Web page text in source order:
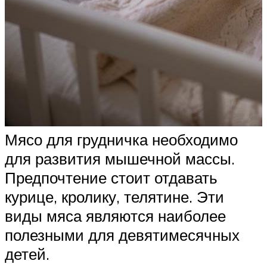
Мясо для грудничка необходимо
для развития мышечной массы.
Предпочтение стоит отдавать
курице, кролику, телятине. Эти
виды мяса являются наиболее
полезными для девятимесячных
детей.